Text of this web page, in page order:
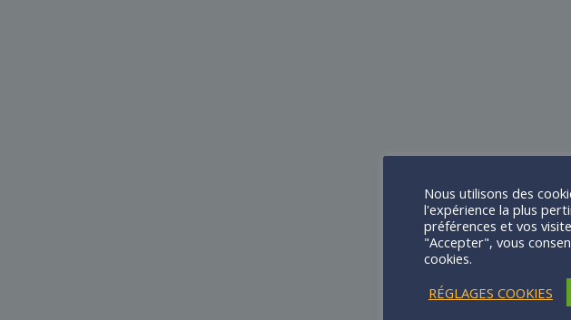
Nous utilisons des
l'expérience la plus
préférences et vos
"Accepter", vous
cookies.
RÉGLAGES COOKIES